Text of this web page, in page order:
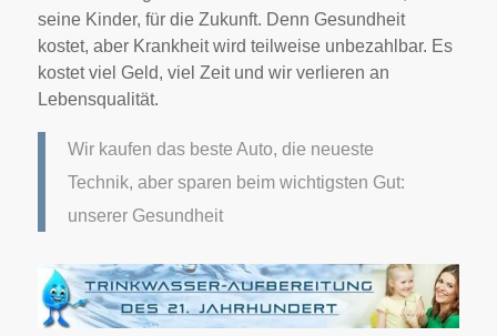
seine Kinder, für die Zukunft. Denn Gesundheit
kostet, aber Krankheit wird teilweise unbezahlbar. Es
kostet viel Geld, viel Zeit und wir verlieren an
Lebensqualität.
Wir kaufen das beste Auto, die neueste
Technik, aber sparen beim wichtigsten Gut:
unserer Gesundheit